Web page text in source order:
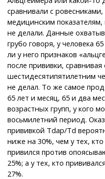
сравнивали с
медицинским
не делали. Данные
грубо говоря, у человека
ли у него признаков
после прививки, сравнивая
шестидесятипятилетним
не делал. То же самое
65 лет и месяц, 65 и два
возрастных групп, у кого
восьмилетний период.
прививкой Tdap/Td
ниже на 30%, чем у тех,
привился против
25%; а у тех, кто
27%.